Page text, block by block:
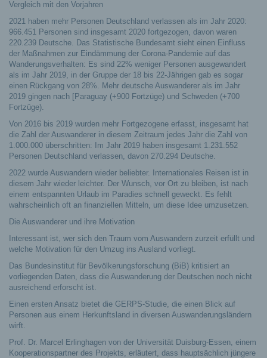
Vergleich mit den Vorjahren
2021 haben mehr Personen Deutschland verlassen als im Jahr 2020:
966.451 Personen sind insgesamt 2020 fortgezogen, davon waren
220.239 Deutsche. Das Statistische Bundesamt sieht einen Einfluss
der Maßnahmen zur Eindämmung der Corona-Pandemie auf das
Wanderungsverhalten: Es sind 22% weniger Personen ausgewandert
als im Jahr 2019, in der Gruppe der 18 bis 22-Jährigen gab es sogar
einen Rückgang von 28%. Mehr deutsche Auswanderer als im Jahr
2019 gingen nach [Paraguay (+900 Fortzüge) und Schweden (+700
Fortzüge).
Von 2016 bis 2019 wurden mehr Fortgezogene erfasst, insgesamt hat
die Zahl der Auswanderer in diesem Zeitraum jedes Jahr die Zahl von
1.000.000 überschritten: Im Jahr 2019 haben insgesamt 1.231.552
Personen Deutschland verlassen, davon 270.294 Deutsche.
2022 wurde Auswandern wieder beliebter. Internationales Reisen ist in
diesem Jahr wieder leichter. Der Wunsch, vor Ort zu bleiben, ist nach
einem entspannten Urlaub im Paradies schnell geweckt. Es fehlt
wahrscheinlich oft an finanziellen Mitteln, um diese Idee umzusetzen.
Die Auswanderer und ihre Motivation
Interessant ist, wer sich den Traum vom Auswandern zurzeit erfüllt und
welche Motivation für den Umzug ins Ausland vorliegt.
Das Bundesinstitut für Bevölkerungsforschung (BiB) kritisiert an
vorliegenden Daten, dass die Auswanderung der Deutschen noch nicht
ausreichend erforscht ist.
Einen ersten Ansatz bietet die GERPS-Studie, die einen Blick auf
Personen aus einem Herkunftsland in diversen Auswanderungsländern
wirft.
Prof. Dr. Marcel Erlinghagen von der Universität Duisburg-Essen, einem
Kooperationspartner des Projekts, erläutert, dass hauptsächlich jüngere